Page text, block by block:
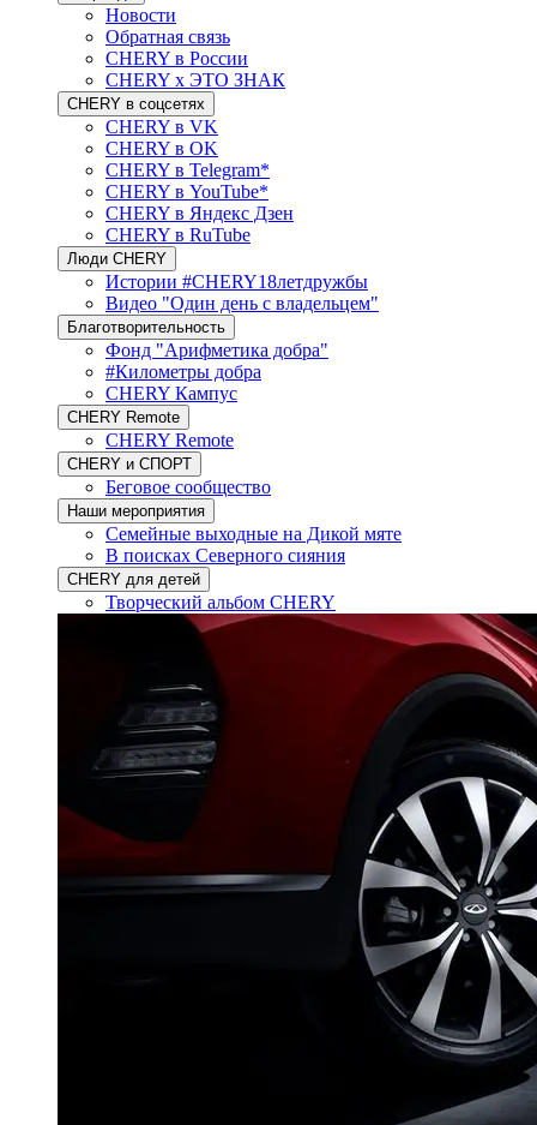
Новости
Обратная связь
CHERY в России
CHERY x ЭТО ЗНАК
CHERY в соцсетях
CHERY в VK
CHERY в OK
CHERY в Telegram*
CHERY в YouTube*
CHERY в Яндекс Дзен
CHERY в RuTube
Люди CHERY
Истории #CHERY18летдружбы
Видео "Один день с владельцем"
Благотворительность
Фонд "Арифметика добра"
#Километры добра
CHERY Кампус
CHERY Remote
CHERY Remote
CHERY и СПОРТ
Беговое сообщество
Наши мероприятия
Семейные выходные на Дикой мяте
В поисках Северного сияния
CHERY для детей
Творческий альбом CHERY